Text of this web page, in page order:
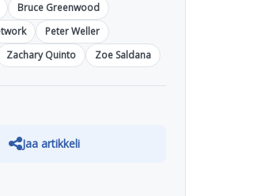
Bruce Greenwood
Peter Weller
Zachary Quinto Zoe Saldana
Jaa artikkeli